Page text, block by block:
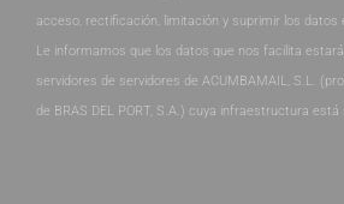
acceso, rectificación, limitación y suprimir los datos
Le informamos que los datos que nos facilita
servidores de servidores de ACUMBAMAIL, S.L.
de BRAS DEL PORT, S.A.) cuya infraestructura